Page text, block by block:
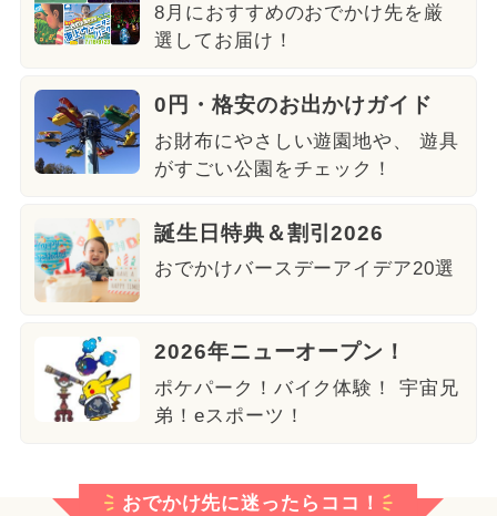
8月におすすめのおでかけ先を厳
選してお届け！
0円・格安のお出かけガイド
お財布にやさしい遊園地や、 遊具
がすごい公園をチェック！
誕生日特典＆割引2026
おでかけバースデーアイデア20選
2026年ニューオープン！
ポケパーク！バイク体験！ 宇宙兄
弟！eスポーツ！
おでかけ先に迷ったらココ！